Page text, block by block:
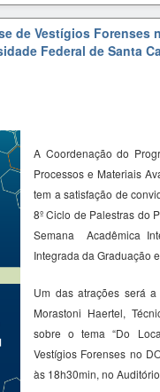
de Vestígios Forenses
Federal de Santa
A Coordenação do
Processos e Materiais
tem a satisfação de
8º Ciclo de Palestras do
Semana Acadêmica
Integrada da Graduação
Um das atrações será
Morastoni Haertel,
sobre o tema “Do
Vestígios Forenses no
às 18h30min, no